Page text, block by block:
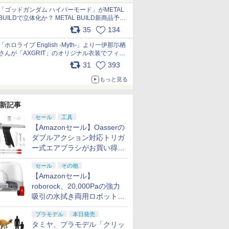
nszPIDTpbg
ゴッドガンダム ハイパーモード」がMETAL
で立体化か？ METAL BUILD新商品予告
が公開 pic.x.com/HIcLLIM3ar35 134
ホロライブ English -Myth-」より一伊那尓栖
んが「AXGRIT」のオリジナル衣装でフィギ
ュア化 pic.x.com/YMGhdIAzNa
31 393
もっと見る
記事
セール 工具
【Amazonセール】Oasserの
ダブルアクション対応トリガ
ー式エアブラシがお買い得価
格で登場！
セール その他
【Amazonセール】
roborock、20,000Paの強力
吸引の水拭き両用ロボット掃
除機「Qrevo Curv 2 Flow」
がお買い得！
プラモデル 本日発売
タミヤ、プラモデル「クリッ